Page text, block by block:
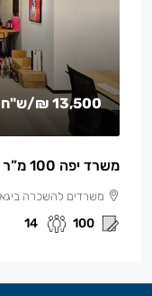
13,500 ₪ /ש"ח
משרד יפה 100 מ”ר להשכרה- צומת השלום
משרדים להשכרה
100
14